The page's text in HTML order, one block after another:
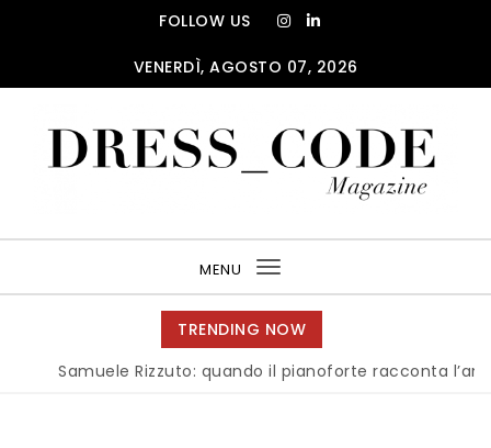
FOLLOW US
VENERDÌ, AGOSTO 07, 2026
MENU
Toggle
navigation
TRENDING NOW
Samuele Rizzuto: quando il pianoforte racconta l’anima